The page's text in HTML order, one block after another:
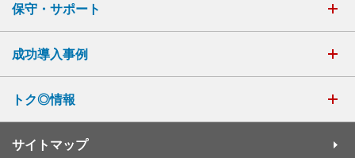
保守・サポート
成功導入事例
トク◎情報
サイトマップ